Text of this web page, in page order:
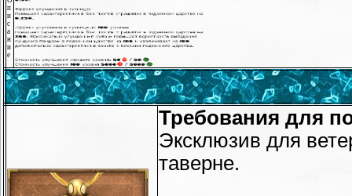
п
и
с
а
н
и
е
Требования для
Эксклюзив для
таверне.